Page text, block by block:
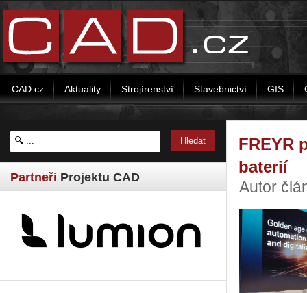
CAD.cz Aktuality Strojírenství Stavebnictví GIS
Partneři Projektu CAD
FREYR
baterií
Autor